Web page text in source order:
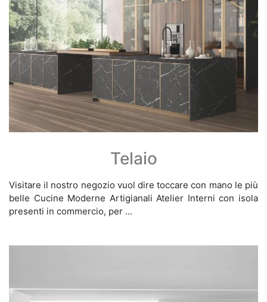
Telaio
Visitare il nostro negozio vuol dire toccare con mano le più
belle Cucine Moderne Artigianali Atelier Interni con isola
presenti in commercio, per ...